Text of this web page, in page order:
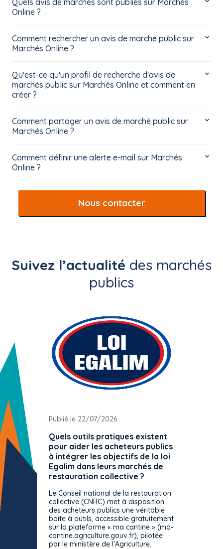
Quels avis de marchés sont publiés sur Marchés
Online ?
Comment rechercher un avis de marché public sur
Marchés Online ?
Qu'est-ce qu'un profil de recherche d'avis de
marchés public sur Marchés Online et comment en
créer ?
Comment partager un avis de marché public sur
Marchés Online ?
Comment définir une alerte e-mail sur Marchés
Online ?
Nous contacter
Suivez l’actualité des marchés
publics
Publié le 22/07/2026
Quels outils pratiques existent
pour aider les acheteurs publics
à intégrer les objectifs de la loi
Egalim dans leurs marchés de
restauration collective ?
Le Conseil national de la restauration
collective (CNRC) met à disposition
des acheteurs publics une véritable
boîte à outils, accessible gratuitement
sur la plateforme « ma cantine » (ma-
cantine.agriculture.gouv.fr), pilotée
par le ministère de l'Agriculture.